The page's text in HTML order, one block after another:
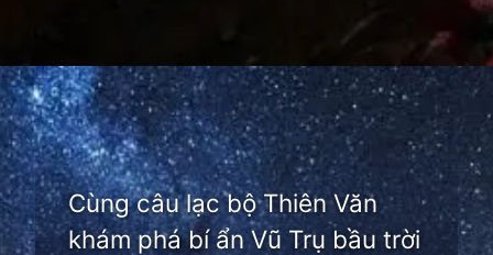
Đang mở https://thienvanhoc.edu.vn/cau-lac-bo-thien-van-hoc
Cùng câu lạc bộ Thiên Văn
khám phá bí ẩn Vũ Trụ bầu trời